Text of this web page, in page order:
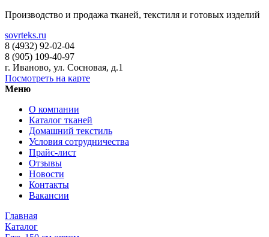
Производство и продажа тканей, текстиля и готовых изделий
sovrteks.ru
8 (4932) 92-02-04
8 (905) 109-40-97
г. Иваново, ул. Сосновая, д.1
Посмотреть на карте
Меню
О компании
Каталог тканей
Домашний текстиль
Условия сотрудничества
Прайс-лист
Отзывы
Новости
Контакты
Вакансии
Главная
Каталог